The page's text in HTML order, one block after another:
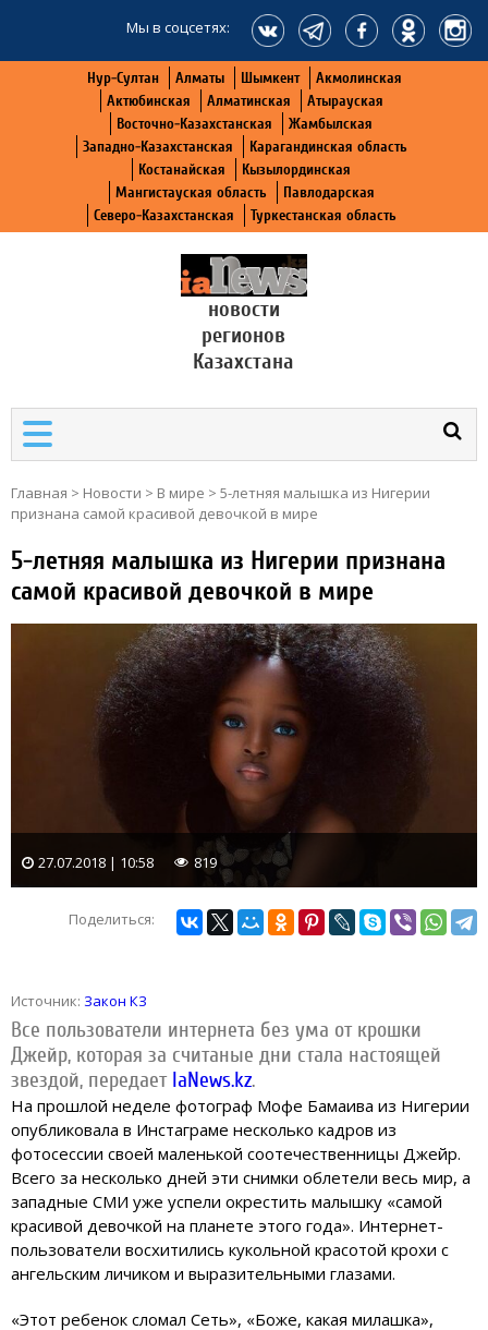
Мы в соцсетях:
Нур-Султан Алматы Шымкент
Акмолинская
Актюбинская
Алматинская
Атырауская
Восточно-Казахстанская
Жамбылская
Западно-Казахстанская
Карагандинская область
Костанайская
Кызылординская
Мангистауская область
Павлодарская
Северо-Казахстанская
Туркестанская область
новости
регионов
Казахстана
Главная > Новости > В мире > 5-летняя малышка из Нигерии
признана самой красивой девочкой в мире
5-летняя малышка из Нигерии признана
самой красивой девочкой в мире
27.07.2018 | 10:58 819
Поделиться:
Источник: Закон КЗ
Все пользователи интернета без ума от крошки
Джейр, которая за считаные дни стала настоящей
звездой, передает IaNews.kz.
На прошлой неделе фотограф Мофе Бамаива из Нигерии
опубликовала в Инстаграме несколько кадров из
фотосессии своей маленькой соотечественницы Джейр.
Всего за несколько дней эти снимки облетели весь мир, а
западные СМИ уже успели окрестить малышку «самой
красивой девочкой на планете этого года». Интернет-
пользователи восхитились кукольной красотой крохи с
ангельским личиком и выразительными глазами.
«Этот ребенок сломал Сеть», «Боже, какая милашка»,